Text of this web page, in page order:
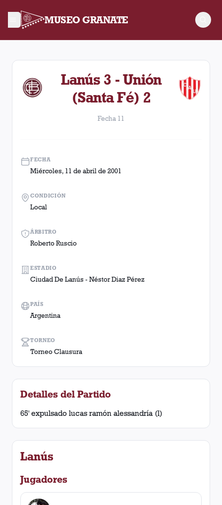
MUSEO GRANATE
Fecha 11. Partido entre Lanús y Unión (Santa Fé)
Lanús 3 - Unión
(Santa Fé) 2
Fecha 11
FECHA
Miércoles, 11 de abril de 2001
ÁRBITRO
Roberto Ruscio
TORNEO
Torneo Clausura
CONDICIÓN
Local
ESTADIO
Ciudad De Lanús - Néstor Diaz Pérez
PAÍS
Argentina
Detalles del Partido
65' expulsado lucas ramón alessandría (l)
Lanús
Jugadores